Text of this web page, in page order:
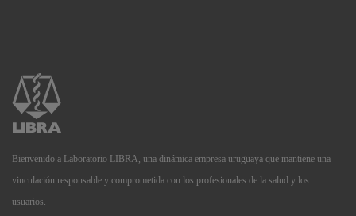
Bienvenido a Laboratorio LIBRA, una dinámica empresa uruguaya que mantiene una
vinculación responsable y comprometida con los profesionales de la salud y los
usuarios.